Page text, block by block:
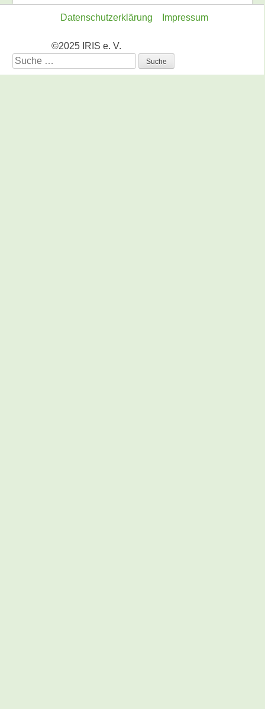
Datenschutzerklärung Impressum
©2025 IRIS e. V.
Suche
nach: